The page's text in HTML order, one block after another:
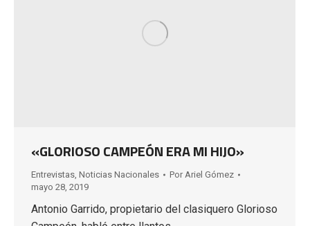
«GLORIOSO CAMPEÓN ERA MI HIJO»
Entrevistas, Noticias Nacionales Por Ariel Gómez
mayo 28, 2019
Antonio Garrido, propietario del clasiquero Glorioso